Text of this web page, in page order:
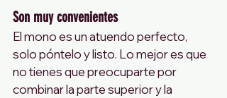
Son muy convenientes
El mono es un atuendo perfecto,
solo póntelo y listo. Lo mejor es que
no tienes que preocuparte por
combinar la parte superior y la